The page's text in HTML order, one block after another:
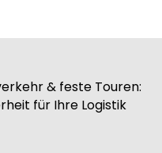
& feste Touren:
für Ihre Logistik